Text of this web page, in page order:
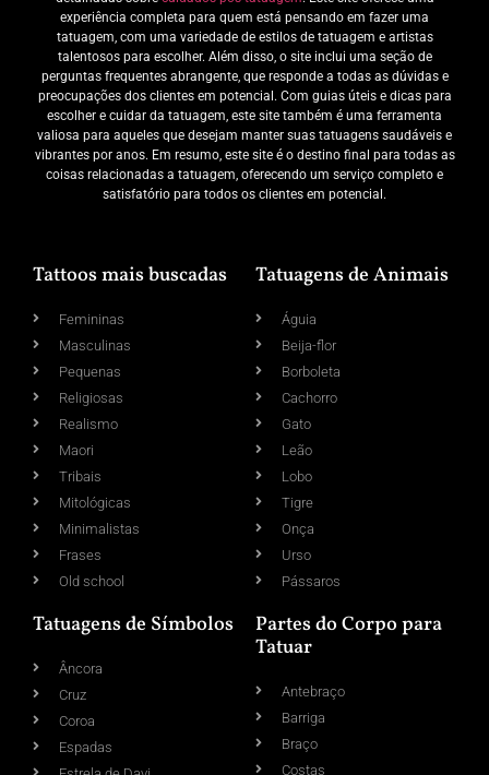
experiência completa para quem está pensando em fazer uma
tatuagem, com uma variedade de estilos de tatuagem e artistas
talentosos para escolher. Além disso, o site inclui uma seção de
perguntas frequentes abrangente, que responde a todas as dúvidas e
preocupações dos clientes em potencial. Com guias úteis e dicas para
escolher e cuidar da tatuagem, este site também é uma ferramenta
valiosa para aqueles que desejam manter suas tatuagens saudáveis e
vibrantes por anos. Em resumo, este site é o destino final para todas as
coisas relacionadas a tatuagem, oferecendo um serviço completo e
satisfatório para todos os clientes em potencial.
Tattoos mais buscadas
Femininas
Masculinas
Pequenas
Religiosas
Realismo
Maori
Tribais
Mitológicas
Minimalistas
Frases
Old school
Tatuagens de Animais
Águia
Beija-flor
Borboleta
Cachorro
Gato
Leão
Lobo
Tigre
Onça
Urso
Pássaros
Tatuagens de Símbolos
Âncora
Cruz
Coroa
Espadas
Partes do Corpo para
Tatuar
Antebraço
Barriga
Braço
Costas